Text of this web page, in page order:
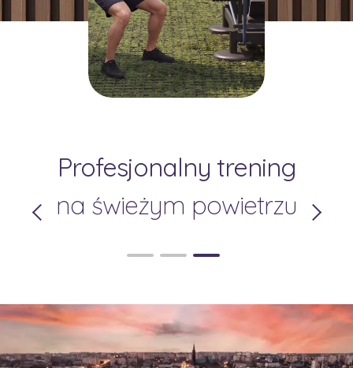
relaksu
przyjemnym otoczeniu
Profesjonalny trening
na świeżym powietrzu